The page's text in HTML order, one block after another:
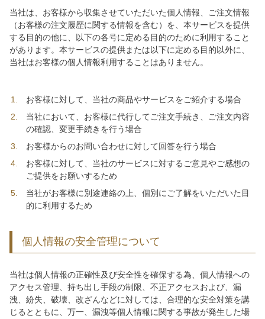
当社は、お客様から収集させていただいた個人情報、ご注文情報
（お客様の注文履歴に関する情報を含む）を、本サービスを提供
する目的の他に、以下の各号に定める目的のために利用すること
があります。本サービスの提供または以下に定める目的以外に、
当社はお客様の個人情報利用することはありません。
お客様に対して、当社の商品やサービスをご紹介する場合
当社において、お客様に代行してご注文手続き、ご注文内容
の確認、変更手続きを行う場合
お客様からのお問い合わせに対して回答を行う場合
お客様に対して、当社のサービスに対するご意見やご感想の
ご提供をお願いするため
当社がお客様に別途連絡の上、個別にご了解をいただいた目
的に利用するため
個人情報の安全管理について
当社は個人情報の正確性及び安全性を確保する為、個人情報への
アクセス管理、持ち出し手段の制限、不正アクセスおよび、漏
洩、紛失、破壊、改ざんなどに対しては、合理的な安全対策を講
じるとともに、万一、漏洩等個人情報に関する事故が発生した場